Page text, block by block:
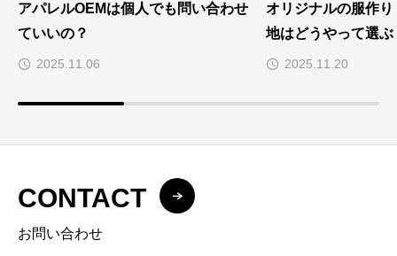
アパレルOEMは個人でも問い合わせ
ていいの？
2025.11.06
オリジナルの服作
地はどうやって選ぶ
2025.11.20
CONTACT
お問い合わせ